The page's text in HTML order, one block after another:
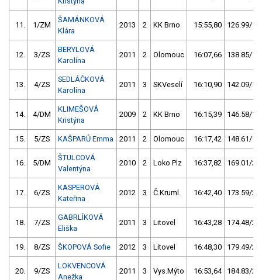
11. 1/ZM
ŠAMÁNKOVÁ
Klára
2013 2 KK Brno 15:55,80 126.99/
12. 3/ZS
BERYLOVÁ
Karolína
2011 2 Olomouc 16:07,66 138.85/
13. 4/ZS
SEDLÁČKOVÁ
Karolína
2011 3 SKVeselí 16:10,90 142.09/
14. 4/DM
KLIMEŠOVÁ
Kristýna
2009 2 KK Brno 16:15,39 146.58/
15. 5/ZS KAŠPARŮ Emma 2011 2 Olomouc 16:17,42 148.61/
16. 5/DM
ŠTULCOVÁ
Valentýna
2010 2 Loko Plz 16:37,82 169.01/
17. 6/ZS
KASPEROVÁ
Kateřina
2012 3 Č.Kruml. 16:42,40 173.59/
18. 7/ZS
GABRLÍKOVÁ
Eliška
2011 3 Litovel 16:43,28 174.48/
19. 8/ZS ŠKOPOVÁ Sofie 2012 3 Litovel 16:48,30 179.49/
20. 9/ZS
LOKVENCOVÁ
Anežka
2011 3 Vys.Mýto 16:53,64 184.83/